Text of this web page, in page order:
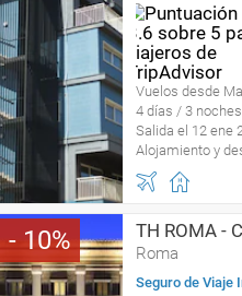
Vuelos desde
4 días / 3 noches
Salida el 12 ene
Alojamiento y
10 TH ROMA -
Roma
Seguro de Viaje